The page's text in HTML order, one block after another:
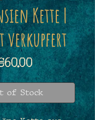
Kette |
verkupfert
Price
of Stock